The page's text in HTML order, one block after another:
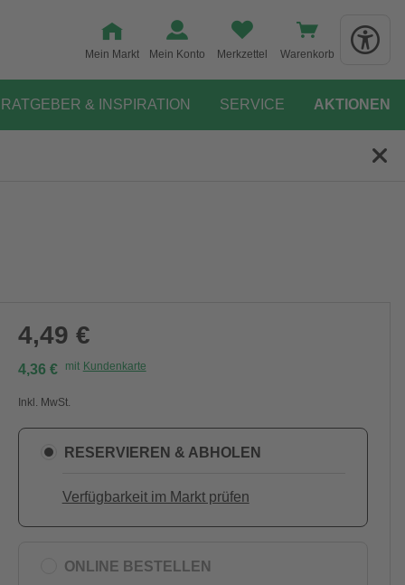
Mein Markt Mein Konto Merkzettel Warenkorb
RATGEBER & INSPIRATION SERVICE AKTIONEN
4,49 €
4,36 € mit Kundenkarte
Inkl. MwSt.
RESERVIEREN & ABHOLEN
Verfügbarkeit im Markt prüfen
ONLINE BESTELLEN